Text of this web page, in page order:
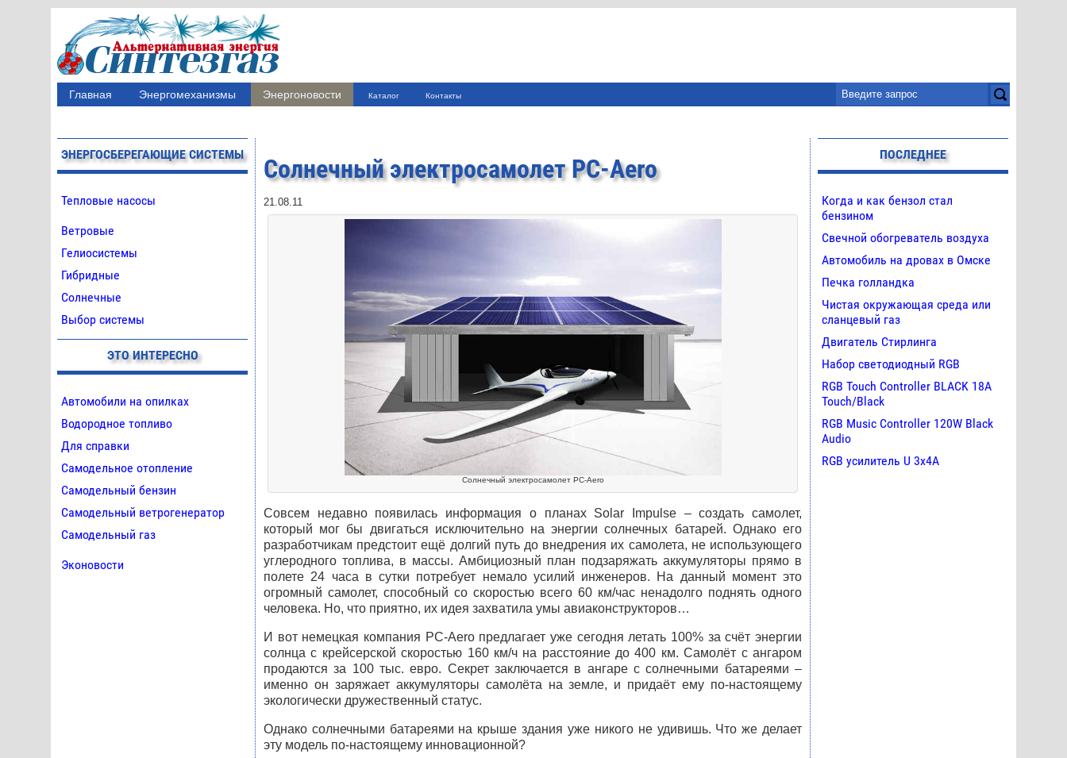
Главная Энергомеханизмы Энергоновости Каталог Контакты
ЭНЕРГОСБЕРЕГАЮЩИЕ СИСТЕМЫ
Тепловые насосы
Ветровые
Гелиосистемы
Гибридные
Солнечные
Выбор системы
ЭТО ИНТЕРЕСНО
Автомобили на опилках
Водородное топливо
Для справки
Самодельное отопление
Самодельный бензин
Самодельный ветрогенератор
Самодельный газ
Эконовости
Солнечный электросамолет PC-Aero
21.08.11
Солнечный электросамолет PC-Aero
Совсем недавно появилась информация о планах Solar Impulse – создать самолет,
который мог бы двигаться исключительно на энергии солнечных батарей. Однако его
разработчикам предстоит ещё долгий путь до внедрения их самолета, не использующего
углеродного топлива, в массы. Амбициозный план подзаряжать аккумуляторы прямо в
полете 24 часа в сутки потребует немало усилий инженеров. На данный момент это
огромный самолет, способный со скоростью всего 60 км/час ненадолго поднять одного
человека. Но, что приятно, их идея захватила умы авиаконструкторов…
И вот немецкая компания PC-Aero предлагает уже сегодня летать 100% за счёт энергии
солнца с крейсерской скоростью 160 км/ч на расстояние до 400 км. Самолёт с ангаром
продаются за 100 тыс. евро. Секрет заключается в ангаре с солнечными батареями –
именно он заряжает аккумуляторы самолёта на земле, и придаёт ему по-настоящему
экологически дружественный статус.
Однако солнечными батареями на крыше здания уже никого не удивишь. Что же делает
эту модель по-настоящему инновационной?
ПОСЛЕДНЕЕ
Когда и как бензол стал
бензином
Свечной обогреватель воздуха
Автомобиль на дровах в Омске
Печка голландка
Чистая окружающая среда или
сланцевый газ
Двигатель Стирлинга
Набор светодиодный RGB
RGB Touch Controller BLACK 18A
Touch/Black
RGB Music Controller 120W Black
Audio
RGB усилитель U 3х4A